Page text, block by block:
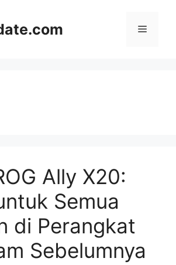
Menu
Ally X20:
Semua
di Perangkat
Sebelumnya